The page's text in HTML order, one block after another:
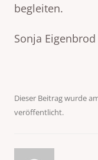
begleiten.
Sonja Eigenbrod
Dieser Beitrag wurde
veröffentlicht.